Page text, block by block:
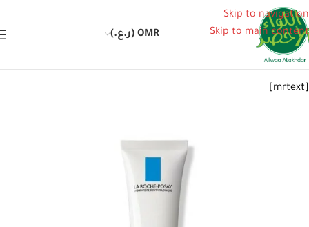
Skip to navigation
Skip to main content
OMR (ر.ع.)
[mrtext]